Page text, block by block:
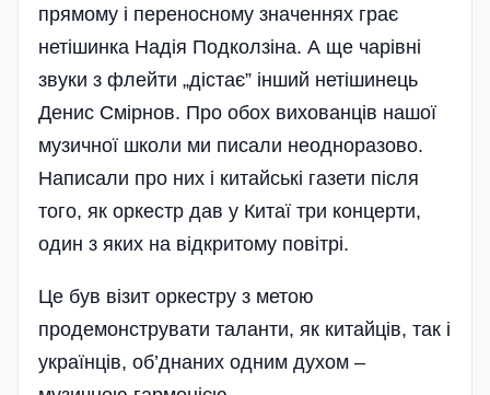
прямому і переносному значеннях грає
нетішинка Надія Подколзіна. А ще чарівні
звуки з флейти „дістає” інший нетішинець
Денис Смірнов. Про обох вихованців нашої
музичної школи ми писали неодноразово.
Написали про них і китайські газети після
того, як оркестр дав у Китаї три концерти,
один з яких на відкритому повітрі.
Це був візит оркестру з метою
продемонструвати таланти, як китайців, так і
українців, об’днаних одним духом –